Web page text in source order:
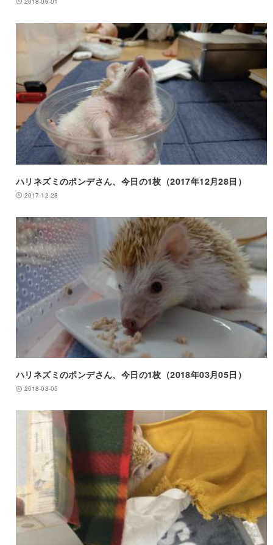
ハリネズミのポンデさん、今日の1枚（2017年12月28日）
2017-12-28
ハリネズミのポンデさん、今日の1枚（2018年03月05日）
2018-03-05